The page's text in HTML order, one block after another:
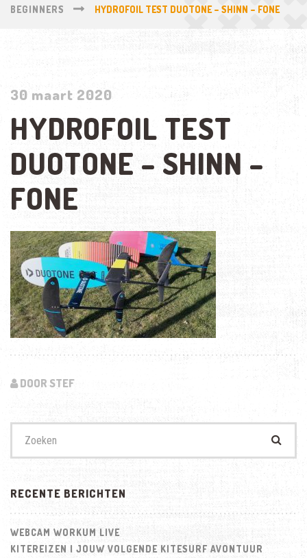
BEGINNERS
HYDROFOIL TEST DUOTONE – SHINN – FONE
30 maart 2020
HYDROFOIL TEST
DUOTONE – SHINN –
FONE
DOOR STEF
naar:
RECENTE BERICHTEN
WEBCAM WORKUM LIVE
KITEREIZEN | JOUW VOLGENDE KITESURF AVONTUUR